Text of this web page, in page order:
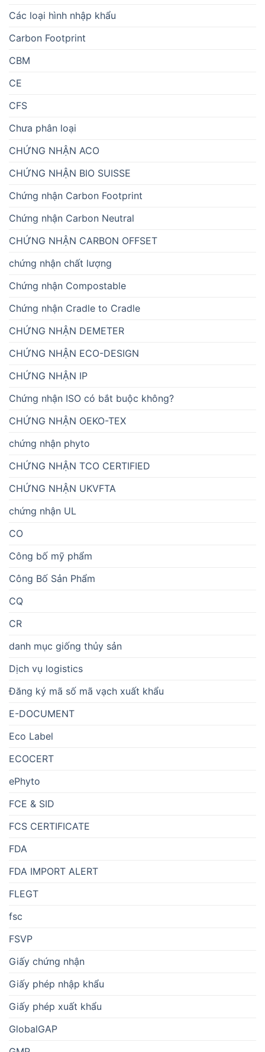
Các loại hình nhập khẩu
Carbon Footprint
CBM
CE
CFS
Chưa phân loại
CHỨNG NHẬN ACO
CHỨNG NHẬN BIO SUISSE
Chứng nhận Carbon Footprint
Chứng nhận Carbon Neutral
CHỨNG NHẬN CARBON OFFSET
chứng nhận chất lượng
Chứng nhận Compostable
Chứng nhận Cradle to Cradle
CHỨNG NHẬN DEMETER
CHỨNG NHẬN ECO-DESIGN
CHỨNG NHẬN IP
Chứng nhận ISO có bắt buộc không?
CHỨNG NHẬN OEKO-TEX
chứng nhận phyto
CHỨNG NHẬN TCO CERTIFIED
CHỨNG NHẬN UKVFTA
chứng nhận UL
CO
Công bố mỹ phẩm
Công Bố Sản Phẩm
CQ
CR
danh mục giống thủy sản
Dịch vụ logistics
Đăng ký mã số mã vạch xuất khẩu
E-DOCUMENT
Eco Label
ECOCERT
ePhyto
FCE & SID
FCS CERTIFICATE
FDA
FDA IMPORT ALERT
FLEGT
fsc
FSVP
Giấy chứng nhận
Giấy phép nhập khẩu
Giấy phép xuất khẩu
GlobalGAP